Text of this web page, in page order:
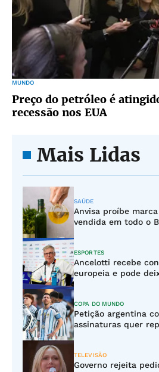
MUNDO
Preço do petróleo é
recessão nos EUA
Mais Lidas
SAÚDE
Anvisa proíbe
vendida em todo o
ESPORTES
Ancelotti recebe
europeia e pode
COPA DO MUNDO
Petição argentina
assinaturas quer
TELEVISÃO
Governo rejeita